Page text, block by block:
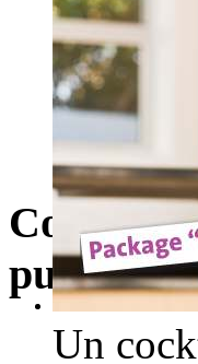
Cocktail
pure
Un